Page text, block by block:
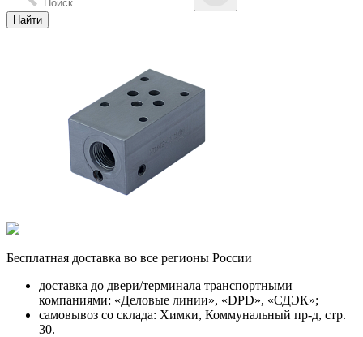
Найти
Бесплатная доставка во все регионы России
доставка до двери/терминала транспортными
компаниями: «Деловые линии», «DPD», «СДЭК»;
самовывоз со склада: Химки, Коммунальный пр-д, стр.
30.